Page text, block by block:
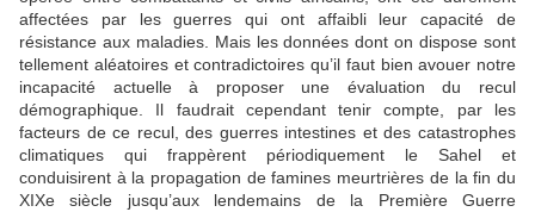
affectées par les guerres qui ont affaibli leur capacité de
résistance aux maladies. Mais les données dont on dispose sont
tellement aléatoires et contradictoires qu’il faut bien avouer notre
incapacité actuelle à proposer une évaluation du recul
démographique. Il faudrait cependant tenir compte, par les
facteurs de ce recul, des guerres intestines et des catastrophes
climatiques qui frappèrent périodiquement le Sahel et
conduisirent à la propagation de famines meurtrières de la fin du
XIXe siècle jusqu’aux lendemains de la Première Guerre